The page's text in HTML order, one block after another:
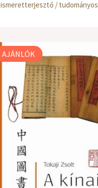
ismeretterjesztő / tudományos
AJÁNLÓK